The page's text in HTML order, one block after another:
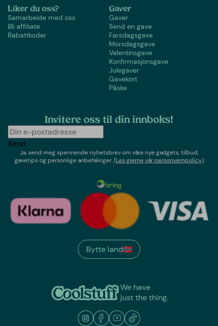
Liker du oss?
Samarbeide med oss
Bli affiliate
Rabattkoder
Gaver
Gaver
Send en gave
Farsdagsgave
Morsdagsgave
Valentinsgave
Konfirmasjonsgave
Julegaver
Gavekort
Påske
Invitere oss til din innboks!
Send
Ja, send meg spennende nyhetsbrev om våre nye gadgets, tilbud,
gavetips og personlige anbefalinger.(Les gjerne vår personvernpolicy)
We have
just the thing.
Bytte land